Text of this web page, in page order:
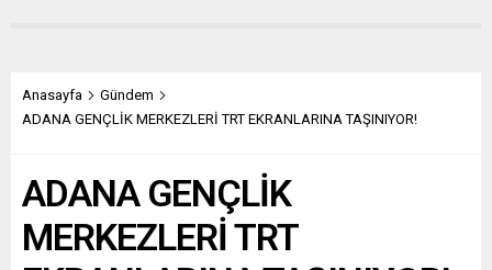
Anasayfa
Gündem
ADANA GENÇLİK MERKEZLERİ TRT EKRANLARINA TAŞINIYOR!
ADANA GENÇLİK
MERKEZLERİ TRT